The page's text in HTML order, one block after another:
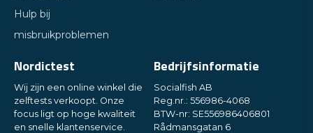
Hulp bij
misbruikproblemen
Nordictest
Wij zijn een online winkel die
zelftests verkoopt. Onze
focus ligt op hoge kwaliteit
en snelle klantenservice.
Bedrijfsinformatie
Socialfish AB
Reg.nr.: 556986-4068
BTW-nr: SE556986406801
Rådmansgatan 6